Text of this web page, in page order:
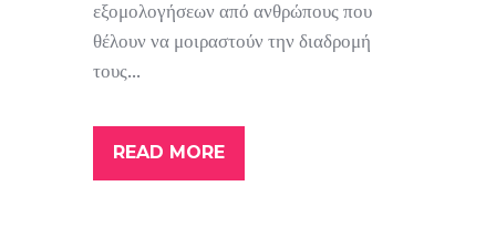
εξομολογήσεων από ανθρώπους που
θέλουν να μοιραστούν την διαδρομή
τους...
READ MORE